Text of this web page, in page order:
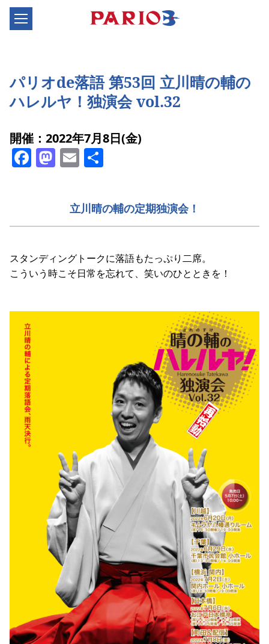
パリオde落語 第53回 立川晴の輔の
ハレルヤ！独演会 vol.32
開催：2022年7月8日(金)
Facebook
Mastodon
Email
立川晴の輔の定期独演会！
スタンディングトークに落語もたっぷり二席。
こういう時こそ日常を忘れて、笑いのひとときを！